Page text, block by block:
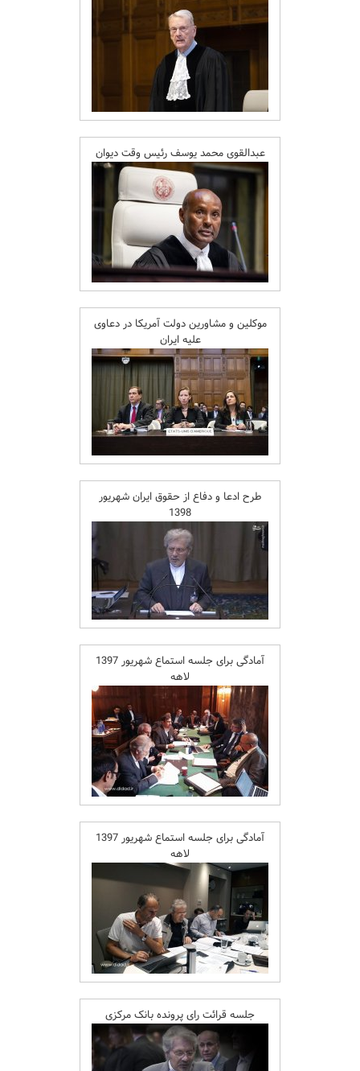
عبدالقوی محمد یوسف رئیس وقت دیوان
موکلین و مشاورین دولت آمریکا در دعاوی
علیه ایران
طرح ادعا و دفاع از حقوق ایران شهریور
1398
آمادگی برای جلسه استماع شهریور 1397
لاهه
آمادگی برای جلسه استماع شهریور 1397
لاهه
جلسه قرائت رای پرونده بانک مرکزی